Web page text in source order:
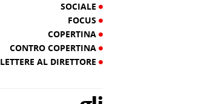
SOCIALE
FOCUS
COPERTINA
CONTRO COPERTINA
LETTERE AL DIRETTORE